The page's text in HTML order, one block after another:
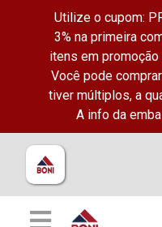
Utilize o cupom:
3% na primeira
itens em
Você pode
tiver múltiplos, a
A info da